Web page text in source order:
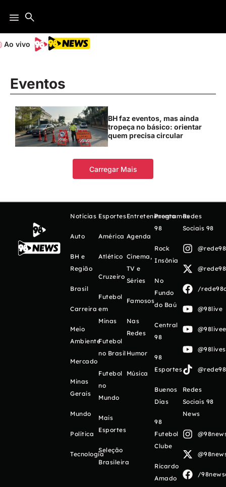
Ao vivo
Eventos
BH faz eventos, mas ainda
tropeça no básico: orientar
quem precisa circular
Carregar Mais
Notícias
Auto
BH e
Região
Brasil
Carreira
Meio
Ambiente
Mercado
Minas
Gerais
Mundo
Política
Tecnologia
Esportes
América
Atlético
Cruzeiro
Futebol
em
Minas
Futebol
no Brasil
Futebol
no
Mundo
Mais
Esportes
Seleção
Brasileira
Entretenimento
Agenda
Cinema,
TV e
Séries
Famosos
Nas
Redes
Humor
Música
Programas
98
Rock
Insônia
No
Fundo
do Baú
Central
98
98
Esportes
Buenos
Días
98
Futebol
Clube
Ricardo
Amado
Redes
Sociais 98
/
@98live
Redes
Sociais 98
News
/